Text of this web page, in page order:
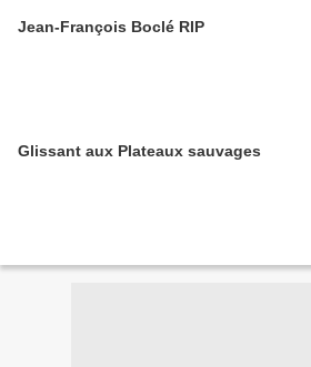
Jean-François Boclé RIP
Glissant aux Plateaux sauvages